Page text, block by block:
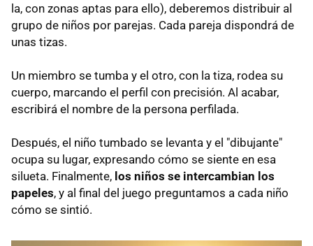
la, con zonas aptas para ello), deberemos distribuir al
grupo de niños por parejas. Cada pareja dispondrá de
unas tizas.
Un miembro se tumba y el otro, con la tiza, rodea su
cuerpo, marcando el perfil con precisión. Al acabar,
escribirá el nombre de la persona perfilada.
Después, el niño tumbado se levanta y el "dibujante"
ocupa su lugar, expresando cómo se siente en esa
silueta. Finalmente, los niños se intercambian los
papeles, y al final del juego preguntamos a cada niño
cómo se sintió.